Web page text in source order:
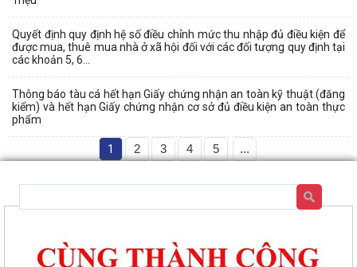
Quyết định quy định hệ số điều chỉnh mức thu nhập đủ điều kiện để
được mua, thuê mua nhà ở xã hội đối với các đối tượng quy định tại
các khoản 5, 6...
Thông báo tàu cá hết hạn Giấy chứng nhận an toàn kỹ thuật (đăng
kiểm) và hết hạn Giấy chứng nhận cơ sở đủ điều kiện an toàn thực
phẩm
1 2 3 4 5 ...